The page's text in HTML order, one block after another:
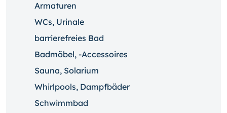
Armaturen
WCs, Urinale
barrierefreies Bad
Badmöbel, -Accessoires
Sauna, Solarium
Whirlpools, Dampfbäder
Schwimmbad